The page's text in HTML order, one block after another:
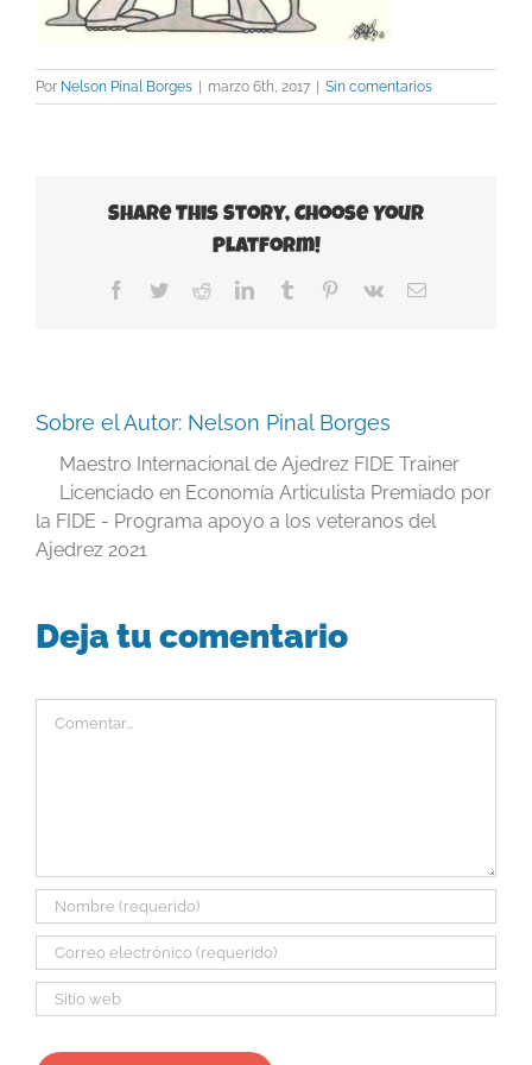
Por Nelson Pinal Borges | marzo 6th, 2017 | Sin comentarios
Share This Story, Choose Your
Platform!
Facebook
TwitterRedditLinkedInTumblr Pinterest
Vk
Correo
Sobre el Autor: Nelson Pinal Borges
Maestro Internacional de Ajedrez FIDE Trainer
Licenciado en Economía Articulista Premiado por
la FIDE - Programa apoyo a los veteranos del
Ajedrez 2021
Deja tu comentario